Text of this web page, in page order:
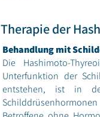
Therapie der
Behandlung mit
Die Hashimoto-
Unterfunktion der
entstehen, ist in